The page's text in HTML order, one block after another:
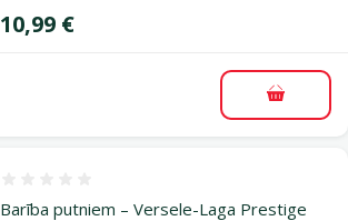
Cena
10,99 €
Barība putniem – Versele-Laga Prestige